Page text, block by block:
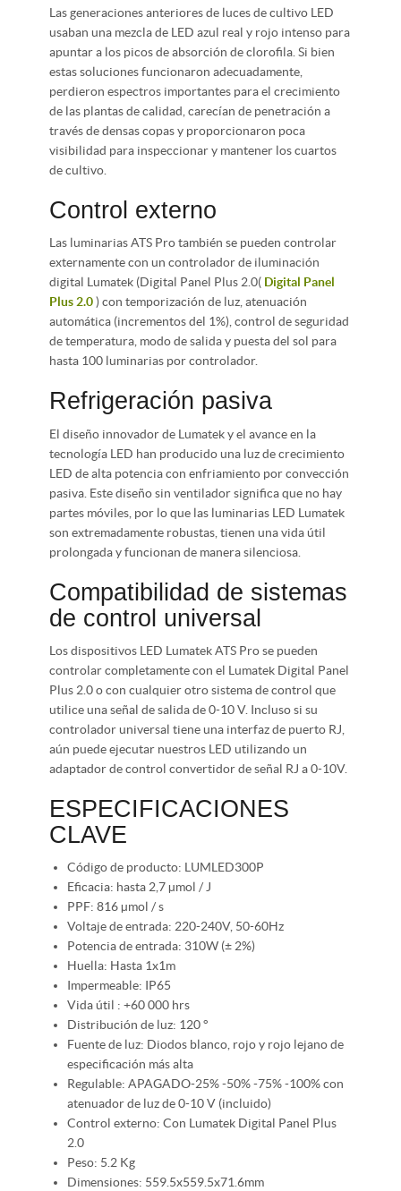
Las generaciones anteriores de luces de cultivo LED
usaban una mezcla de LED azul real y rojo intenso para
apuntar a los picos de absorción de clorofila. Si bien
estas soluciones funcionaron adecuadamente,
perdieron espectros importantes para el crecimiento
de las plantas de calidad, carecían de penetración a
través de densas copas y proporcionaron poca
visibilidad para inspeccionar y mantener los cuartos
de cultivo.
Control externo
Las luminarias ATS Pro también se pueden controlar
externamente con un controlador de iluminación
digital Lumatek (Digital Panel Plus 2.0( Digital Panel
Plus 2.0) con temporización de luz, atenuación
automática (incrementos del 1%), control de seguridad
de temperatura, modo de salida y puesta del sol para
hasta 100 luminarias por controlador.
Refrigeración pasiva
El diseño innovador de Lumatek y el avance en la
tecnología LED han producido una luz de crecimiento
LED de alta potencia con enfriamiento por convección
pasiva. Este diseño sin ventilador significa que no hay
partes móviles, por lo que las luminarias LED Lumatek
son extremadamente robustas, tienen una vida útil
prolongada y funcionan de manera silenciosa.
Compatibilidad de sistemas
de control universal
Los dispositivos LED Lumatek ATS Pro se pueden
controlar completamente con el Lumatek Digital Panel
Plus 2.0 o con cualquier otro sistema de control que
utilice una señal de salida de 0-10 V. Incluso si su
controlador universal tiene una interfaz de puerto RJ,
aún puede ejecutar nuestros LED utilizando un
adaptador de control convertidor de señal RJ a 0-10V.
ESPECIFICACIONES
CLAVE
Código de producto: LUMLED300P
Eficacia: hasta 2,7 µmol / J
PPF: 816 µmol / s
Voltaje de entrada: 220-240V, 50-60Hz
Potencia de entrada: 310W (± 2%)
Huella: Hasta 1x1m
Impermeable: IP65
Vida útil : +60 000 hrs
Distribución de luz: 120 °
Fuente de luz: Diodos blanco, rojo y rojo lejano de
especificación más alta
Regulable: APAGADO-25% -50% -75% -100% con
atenuador de luz de 0-10 V (incluido)
Control externo: Con Lumatek Digital Panel Plus
2.0
Peso: 5.2 Kg
Dimensiones: 559.5x559.5x71.6mm